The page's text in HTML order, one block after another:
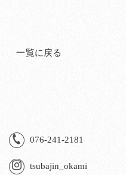
一覧に戻る
076-241-2181
tsubajin_okami